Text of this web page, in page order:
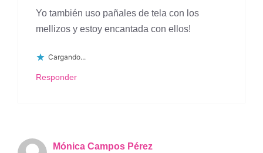
Yo también uso pañales de tela con los
mellizos y estoy encantada con ellos!
Cargando...
Responder
Mónica Campos Pérez